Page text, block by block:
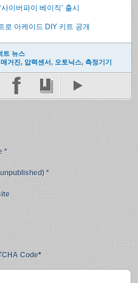
이버파이 베이직’ 출시
로 아케이드 DIY 키트 공개
트 뉴스
매거진, 압력센서, 오토닉스, 측정기기
*
*
Code*